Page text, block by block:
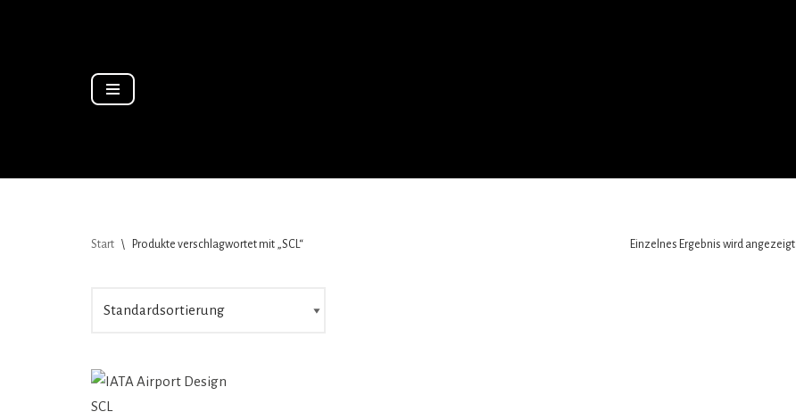
Start \ Produkte verschlagwortet mit „SCL“ Einzelnes Ergebnis wird angezeigt